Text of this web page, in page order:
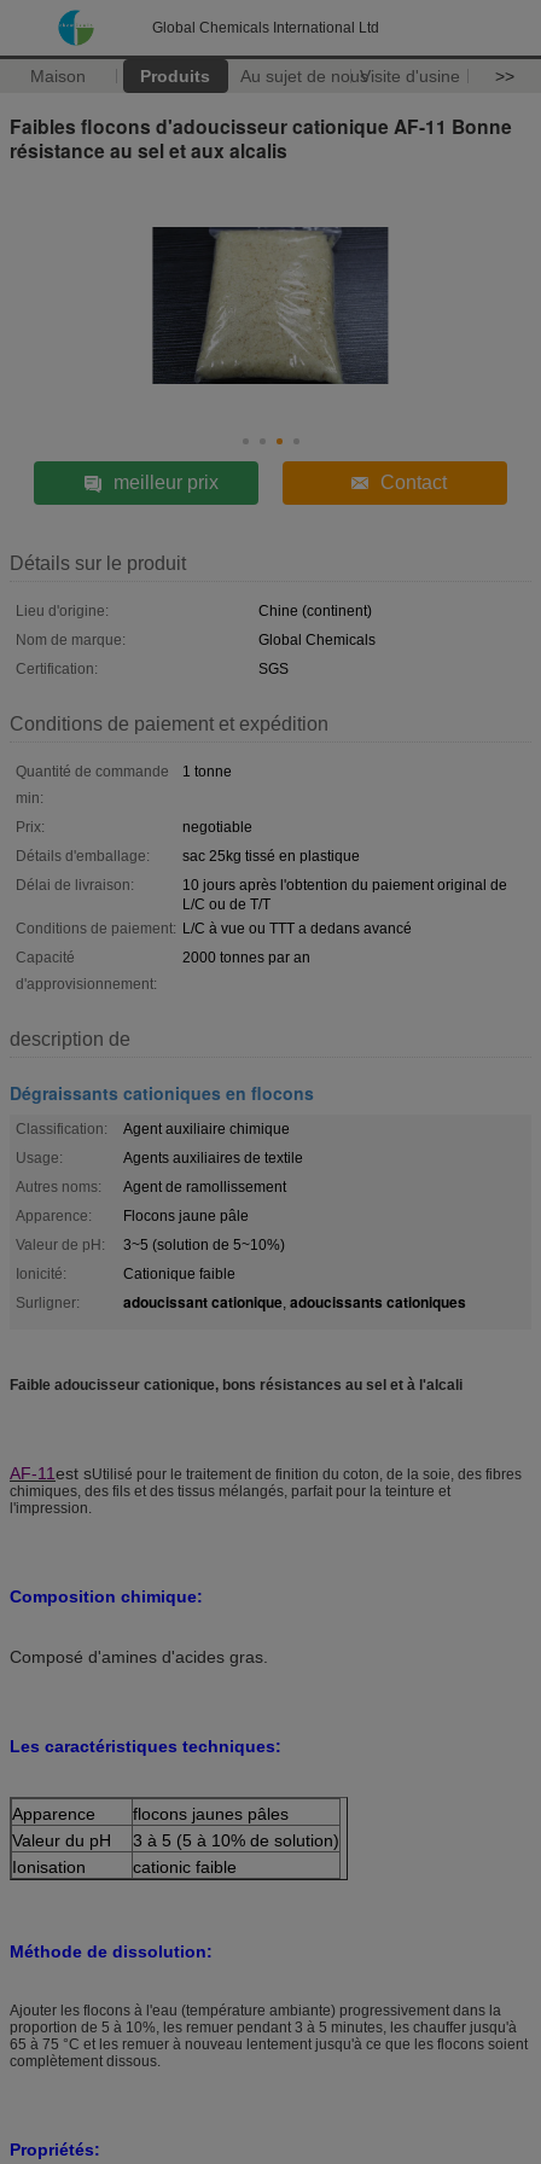
Global Chemicals International Ltd
Maison Produits Au sujet de nousVisite d'usine >>
Faibles flocons d'adoucisseur cationique AF-11 Bonne
résistance au sel et aux alcalis
meilleur prix Contact
Détails sur le produit
Lieu d'origine:
Chine (continent)
Nom de marque:
Global Chemicals
Certification:
SGS
Conditions de paiement et expédition
Quantité de commande
min:
1 tonne
Prix:
negotiable
Détails d'emballage:
sac 25kg tissé en plastique
Délai de livraison:
10 jours après l'obtention du paiement original de
L/C ou de T/T
Conditions de paiement: L/C à vue ou TTT a dedans avancé
Capacité
d'approvisionnement:
2000 tonnes par an
description de
Dégraissants cationiques en flocons
Classification:
Agent auxiliaire chimique
Usage:
Agents auxiliaires de textile
Autres noms:
Agent de ramollissement
Apparence:
Flocons jaune pâle
Valeur de pH:
3~5 (solution de 5~10%)
Ionicité:
Cationique faible
Surligner:
adoucissant cationique, adoucissants cationiques
Faible adoucisseur cationique, bons résistances au sel et à l'alcali
AF-11est sUtilisé pour le traitement de finition du coton, de la soie, des fibres
chimiques, des fils et des tissus mélangés, parfait pour la teinture et
l'impression.
Composition chimique:
Composé d'amines d'acides gras.
Les caractéristiques techniques:
Apparence
flocons jaunes pâles
Valeur du pH
3 à 5 (5 à 10% de solution)
Ionisation
cationic faible
Méthode de dissolution:
Ajouter les flocons à l'eau (température ambiante) progressivement dans la
proportion de 5 à 10%, les remuer pendant 3 à 5 minutes, les chauffer jusqu'à
65 à 75 °C et les remuer à nouveau lentement jusqu'à ce que les flocons soient
complètement dissous.
Propriétés: